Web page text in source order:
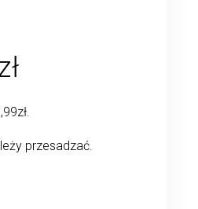
wynosi:
35,99zł.
zł.
przesadzać.